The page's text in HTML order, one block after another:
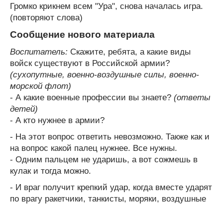
Громко крикнем всем "Ура", снова началась игра.
(повторяют слова)
Сообщение нового материала
Воспитатель: Скажите, ребята, а какие виды
войск существуют в Российской армии?
(сухопутные, военно-воздушные силы, военно-
морской флот)
- А какие военные профессии вы знаете? (ответы
детей)
- А кто нужнее в армии?
- На этот вопрос ответить невозможно. Также как и
на вопрос какой палец нужнее. Все нужны.
- Одним пальцем не ударишь, а вот сожмешь в
кулак и тогда можно.
- И враг получит крепкий удар, когда вместе ударят
по врагу ракетчики, танкисты, моряки, воздушные